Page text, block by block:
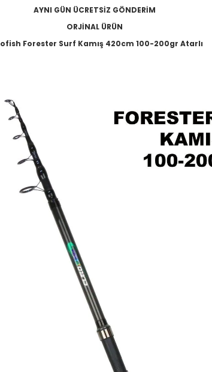
AYNI GÜN ÜCRETSİZ GÖNDERİM
ORJİNAL ÜRÜN
Forester Surf Kamış 420cm 100-200gr Atarlı